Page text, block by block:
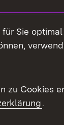
für Sie
zu Cookies
.